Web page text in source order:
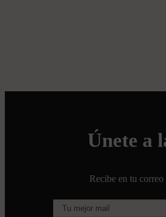
Únete a
Recibe en tu